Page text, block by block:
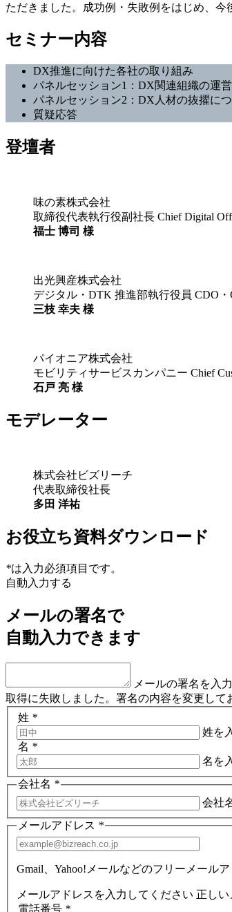
ただきました。成功例・失敗例をはじめ、
セミナー内容
DX推進に向けた各社の取り組み
パネルセッション1：DX関連組織の運
パネルセッション2：DX人材の抜擢に
質疑応答
登壇者
味の素株式会社
取締役代表執行役副社長 Chief Digital
福士 博司 様
出光興産株式会社
デジタル・DTK 推進部執行役員 CDO
三枝 幸夫 様
パイオニア株式会社
モビリティサービスカンパニー Chief
石戸 亮 様
モデレーター
株式会社ビズリーチ
代表取締役社長
多田 洋祐
お役立ち資料ダウンロード
*は入力必須項目です。
自動入力する
メールの署名で
自動入力できます
メールの署名を入
取得に失敗しました。署名の内容を変更し
姓 *
姓を
名 *
名を
会社名 *
会社
メールアドレス *
Gmail、Yahoo!メールなどのフリーメール
メールアドレスを入力してください 正し
電話番号 *